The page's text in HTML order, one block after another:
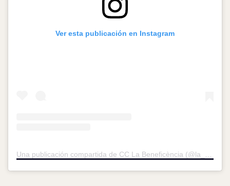
Ver esta publicación en Instagram
Una publicación compartida de CC La Beneficència (@la_beneficencia)